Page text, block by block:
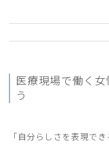
医療現場で働く女
う
「自分らしさを表現で